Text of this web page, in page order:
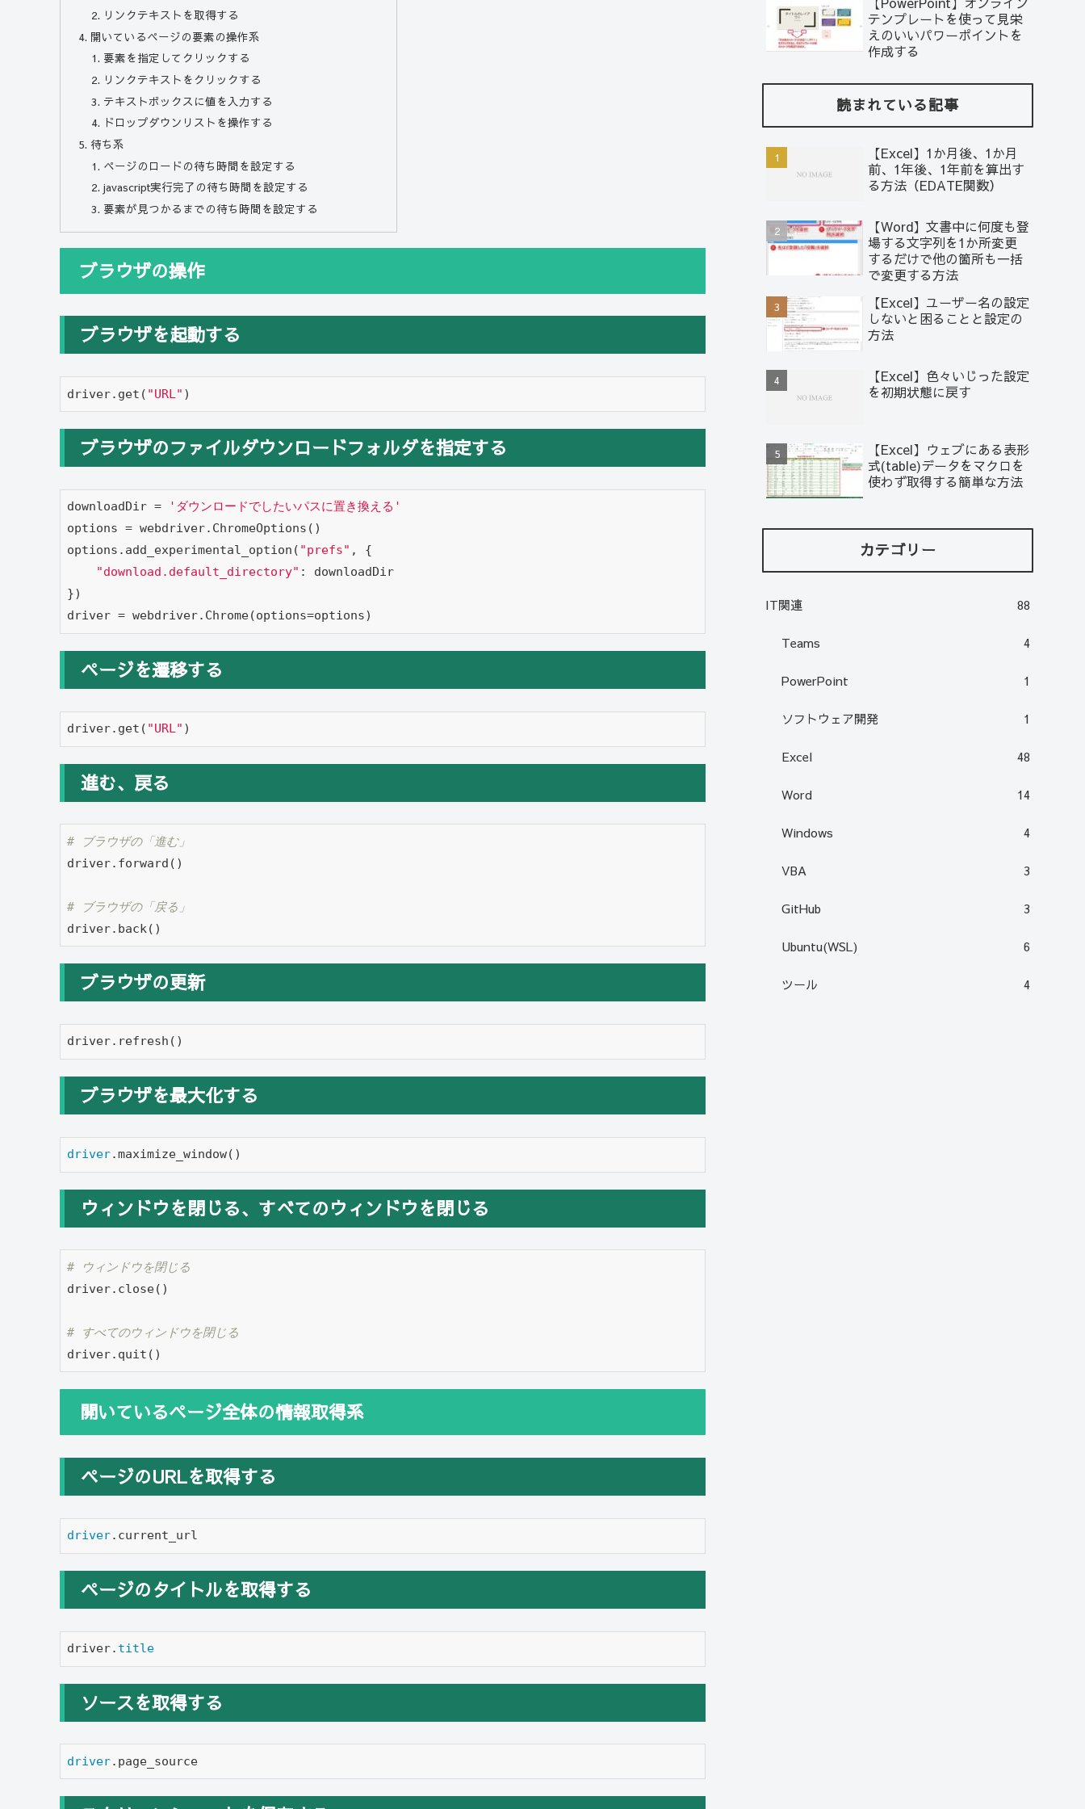
リンクテキストを取得する
開いているページの要素の操作系
要素を指定してクリックする
リンクテキストをクリックする
テキストボックスに値を入力する
ドロップダウンリストを操作する
待ち系
ページのロードの待ち時間を設定する
javascript実行完了の待ち時間を設定する
要素が見つかるまでの待ち時間を設定する
ブラウザの操作
ブラウザを起動する
driver.get( "URL" )
ブラウザのファイルダウンロードフォルダを指定する
downloadDir =
'ダウンロードでしたいパスに置き換える'
options = webdriver.ChromeOptions()
options.add_experimental_option( "prefs" , {
"download.default_directory" : downloadDir
})
driver = webdriver.Chrome(options=options)
ページを遷移する
driver.get( "URL" )
進む、戻る
# ブラウザの「進む」
driver.forward()
# ブラウザの「戻る」
driver.back()
ブラウザの更新
driver.refresh()
ブラウザを最大化する
driver.maximize_window()
ウィンドウを閉じる、すべてのウィンドウを閉じる
# ウィンドウを閉じる
driver.close()
# すべてのウィンドウを閉じる
driver.quit()
開いているページ全体の情報取得系
ページのURLを取得する
driver.current_url
ページのタイトルを取得する
driver. title
ソースを取得する
driver.page_source
テンプレートを使って見栄
えのいいパワーポイントを
作成する
読まれている記事
【Excel】1か月後、1か月
前、1年後、1年前を算出す
る方法（EDATE関数）
【Word】文書中に何度も登
場する文字列を1か所変更
するだけで他の箇所も一括
で変更する方法
【Excel】ユーザー名の設定
しないと困ることと設定の
方法
【Excel】色々いじった設定
を初期状態に戻す
【Excel】ウェブにある表形
式(table)データをマクロを
使わず取得する簡単な方法
カテゴリー
IT関連 88
Teams 4
PowerPoint 1
ソフトウェア開発 1
Excel 48
Word 14
Windows 4
VBA 3
GitHub 3
Ubuntu(WSL) 6
ツール 4